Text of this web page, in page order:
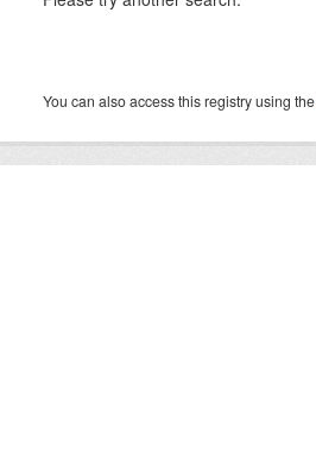
You can also access this registry using the